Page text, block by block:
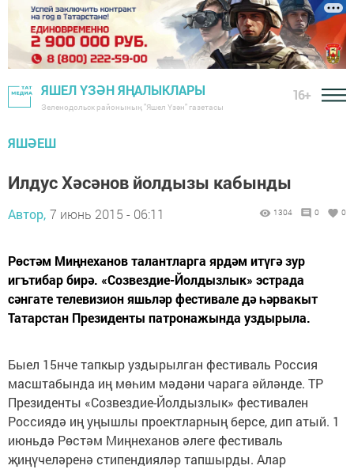
ЯШЕЛ ҮЗӘН ЯҢАЛЫКЛАРЫ
Зеленодольск районының "Яшел Үзән" газетасы
16+
ЯШӘЕШ
Илдус Хәсәнов йолдызы кабынды
Автор, 7 июнь 2015 - 06:11 1304 0 0
Рөстәм Миңнеханов талантларга ярдәм итүгә зур
игътибар бирә. «Созвездие-Йолдызлык» эстрада
сәнгате телевизион яшьләр фестивале дә һәрвакыт
Татарстан Президенты патронажында уздырыла.
Быел 15нче тапкыр уздырылган фестиваль Россия
масштабында иң мөһим мәдәни чарага әйләнде. ТР
Президенты «Созвездие-Йолдызлык» фестивален
Россиядә иң уңышлы проектларның берсе, дип атый. 1
июньдә Рөстәм Миңнеханов әлеге фестиваль
җиңүчеләренә стипендияләр тапшыр­ды. Алар